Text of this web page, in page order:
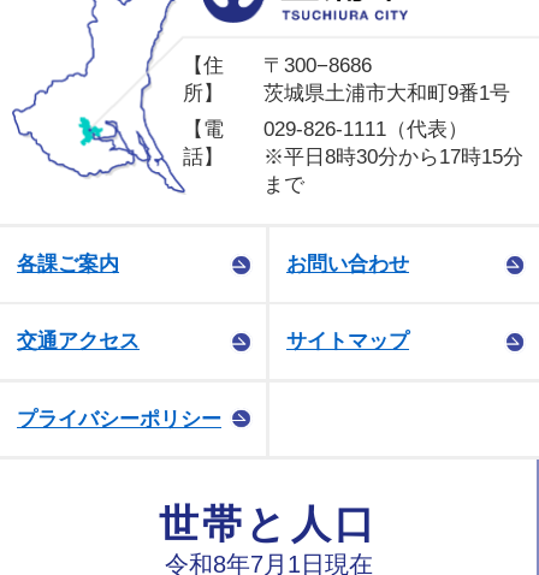
【住
所】
〒300−8686
茨城県土浦市大和町9番1号
【電
話】
029-826-1111（代表）
※平日8時30分から17時15分
まで
各課ご案内 お問い合わせ
交通アクセス サイトマップ
プライバシーポリシー